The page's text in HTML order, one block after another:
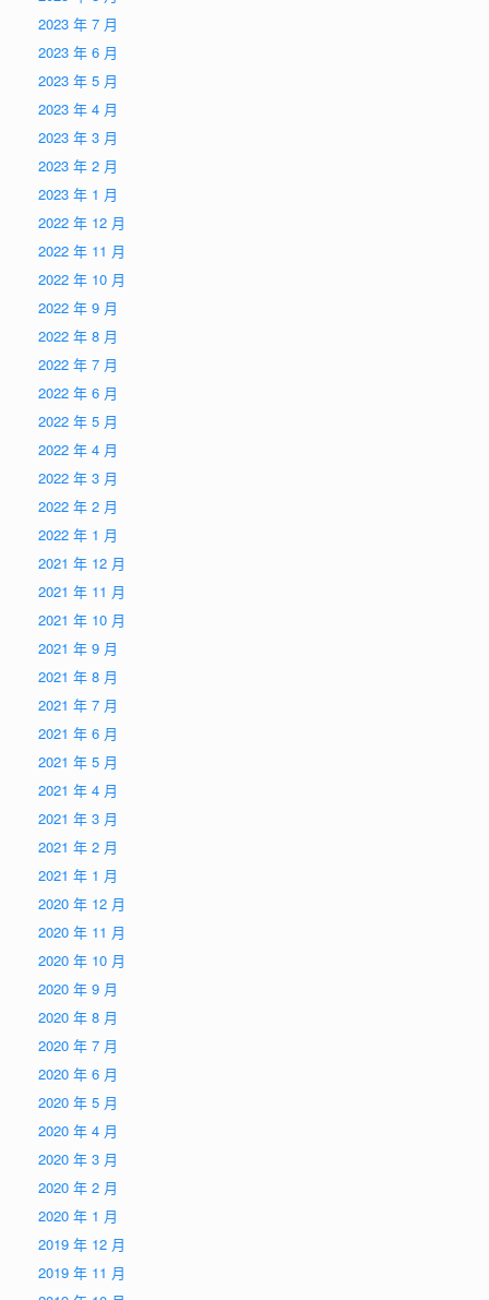
2023 年 7 月
2023 年 6 月
2023 年 5 月
2023 年 4 月
2023 年 3 月
2023 年 2 月
2023 年 1 月
2022 年 12 月
2022 年 11 月
2022 年 10 月
2022 年 9 月
2022 年 8 月
2022 年 7 月
2022 年 6 月
2022 年 5 月
2022 年 4 月
2022 年 3 月
2022 年 2 月
2022 年 1 月
2021 年 12 月
2021 年 11 月
2021 年 10 月
2021 年 9 月
2021 年 8 月
2021 年 7 月
2021 年 6 月
2021 年 5 月
2021 年 4 月
2021 年 3 月
2021 年 2 月
2021 年 1 月
2020 年 12 月
2020 年 11 月
2020 年 10 月
2020 年 9 月
2020 年 8 月
2020 年 7 月
2020 年 6 月
2020 年 5 月
2020 年 4 月
2020 年 3 月
2020 年 2 月
2020 年 1 月
2019 年 12 月
2019 年 11 月